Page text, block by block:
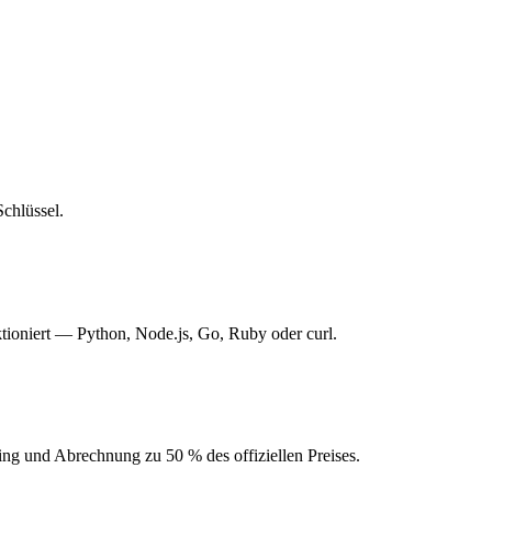
— Python, Node.js, Go, Ruby oder curl.
und Abrechnung zu 50 % des offiziellen Preises.